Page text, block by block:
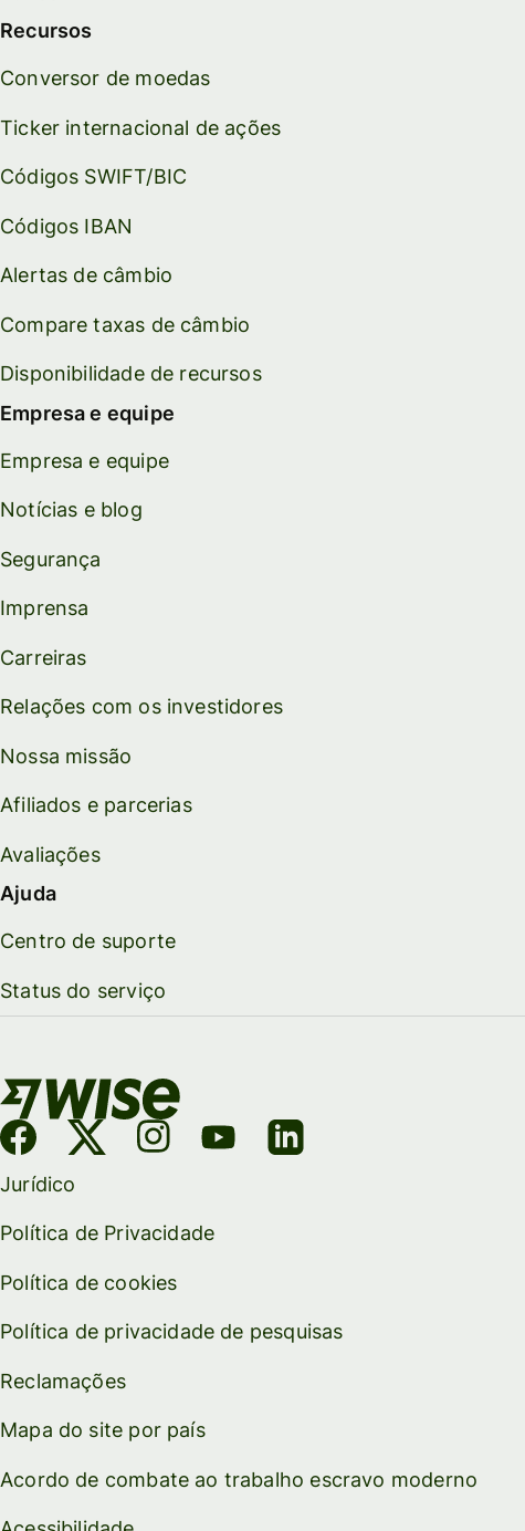
Recursos
Conversor de moedas
Ticker internacional de ações
Códigos SWIFT/BIC
Códigos IBAN
Alertas de câmbio
Compare taxas de câmbio
Disponibilidade de recursos
Empresa e equipe
Empresa e equipe
Notícias e blog
Segurança
Imprensa
Carreiras
Relações com os investidores
Nossa missão
Afiliados e parcerias
Avaliações
Ajuda
Centro de suporte
Status do serviço
Jurídico
Política de Privacidade
Política de cookies
Política de privacidade de pesquisas
Reclamações
Mapa do site por país
Acordo de combate ao trabalho escravo moderno